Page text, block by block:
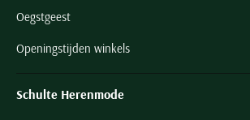
Oegstgeest
Openingstijden winkels
Schulte Herenmode